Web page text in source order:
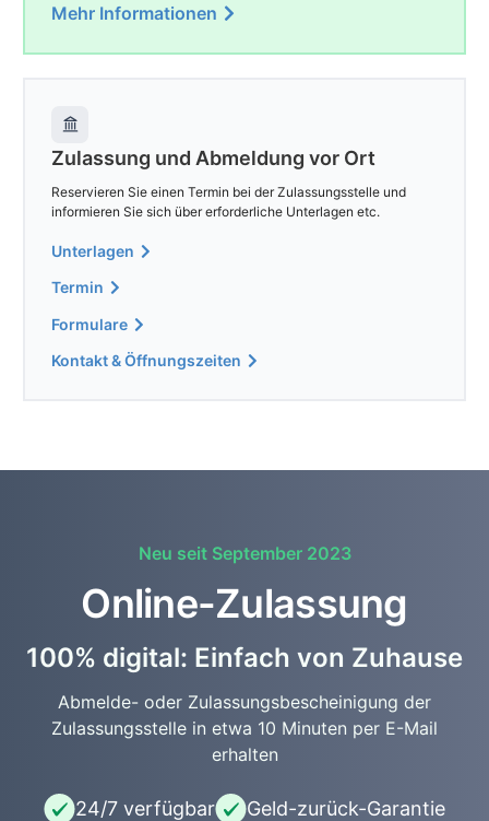
Mehr Informationen
Zulassung und Abmeldung vor Ort
Reservieren Sie einen Termin bei der Zulassungsstelle und
informieren Sie sich über erforderliche Unterlagen etc.
Unterlagen
Termin
Formulare
Kontakt & Öffnungszeiten
Neu seit September 2023
Online-Zulassung
100% digital: Einfach von Zuhause
Abmelde- oder Zulassungsbescheinigung der
Zulassungsstelle in etwa 10 Minuten per E-Mail
erhalten
24/7 verfügbar Geld-zurück-Garantie